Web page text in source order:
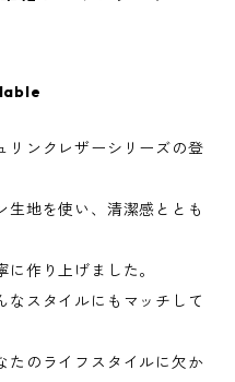
リンクレザーシリーズの登
生地を使い、清潔感ととも
作り上げました。
なスタイルにもマッチして
たのライフスタイルに欠か